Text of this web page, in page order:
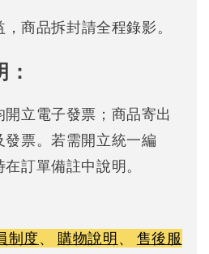
商品拆封請全程錄影。
立電子發票；商品寄出
票。若需開立統一編
訂單備註中說明。
制度、 購物說明、 售後服